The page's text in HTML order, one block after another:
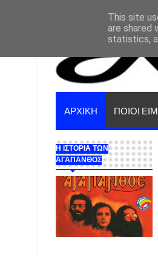
ΑΡΧΙΚΗ ΠΟΙΟΙ
Η ΙΣΤΟΡΙΑ ΤΩΝ
ΑΓΑΠΑΝΘΟΣ
This site
are shared
statistics,